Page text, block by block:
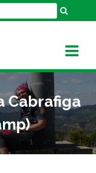
Cabrafiga